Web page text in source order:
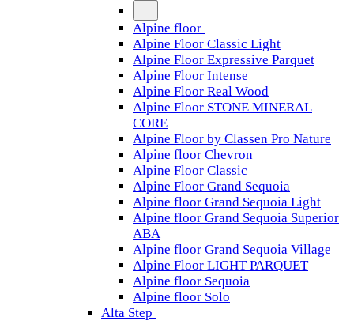
Alpine floor
Alpine Floor Classic Light
Alpine Floor Expressive Parquet
Alpine Floor Intense
Alpine Floor Real Wood
Alpine Floor STONE MINERAL
CORE
Alpine Floor by Classen Pro Nature
Alpine floor Chevron
Alpine Floor Classic
Alpine Floor Grand Sequoia
Alpine floor Grand Sequoia Light
Alpine floor Grand Sequoia Superior
ABA
Alpine floor Grand Sequoia Village
Alpine Floor LIGHT PARQUET
Alpine floor Sequoia
Alpine floor Solo
Alta Step